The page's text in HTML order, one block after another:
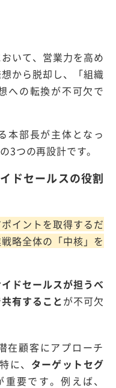
いて、営業力を高め
から脱却し、「組織
への転換が不可欠で
本部長が主体となっ
3つの再設計です。
ドセールスの役割
イントを取得するだ
略全体の「中核」を
ドセールスが担うべ
有することが不可欠
在顧客にアプローチ
に、 ターゲットセグ
要です。例えば、